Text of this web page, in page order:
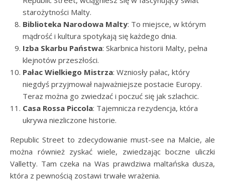
starożytności Malty.
Biblioteka Narodowa Malty: To miejsce, w którym
mądrość i kultura spotykają się każdego dnia.
Izba Skarbu Państwa: Skarbnica historii Malty, pełna
klejnotów przeszłości.
Pałac Wielkiego Mistrza: Wzniosły pałac, który
niegdyś przyjmował najważniejsze postacie Europy.
Teraz można go zwiedzać i poczuć się jak szlachcic.
Casa Rossa Piccola: Tajemnicza rezydencja, która
ukrywa niezliczone historie.
Republic Street to zdecydowanie must-see na Malcie, ale
można również zyskać wiele, zwiedzając boczne uliczki
Valletty. Tam czeka na Was prawdziwa maltańska dusza,
która z pewnością zostawi trwałe wrażenia.